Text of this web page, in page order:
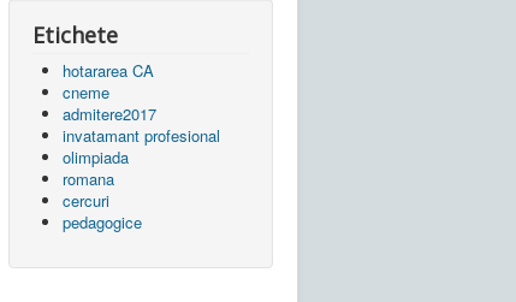
Etichete
hotararea CA
cneme
admitere2017
invatamant profesional
olimpiada
romana
cercuri
pedagogice